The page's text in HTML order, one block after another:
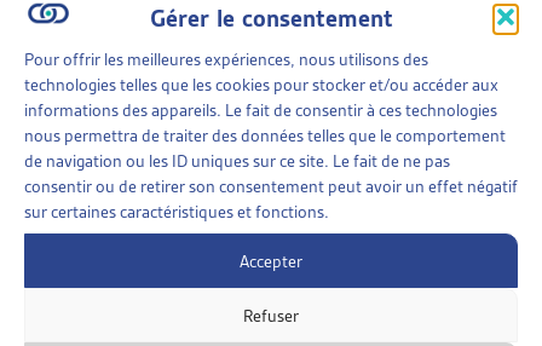
Gérer le consentement
Pour offrir les meilleures expériences, nous utilisons des
technologies telles que les cookies pour stocker et/ou accéder aux
informations des appareils. Le fait de consentir à ces technologies
nous permettra de traiter des données telles que le comportement
de navigation ou les ID uniques sur ce site. Le fait de ne pas
consentir ou de retirer son consentement peut avoir un effet négatif
sur certaines caractéristiques et fonctions.
Accepter
Refuser
DOSSIERS DU MOIS
VEILLE
RESSOURCES
THÉMATIQUES
GUIDE SOCIAL ROMAND
AUTRES
ARTIAS
PROJETS ET ACTIVITÉS
AIDE SOCIALE»RAPPORTS SOCIAUX CANTONAUX
»GENÈVE
RAPPORT D’OBSERVATION SUR LA PAUVRETÉ
Canton de Genève, sept. 2016
Genève
Trier